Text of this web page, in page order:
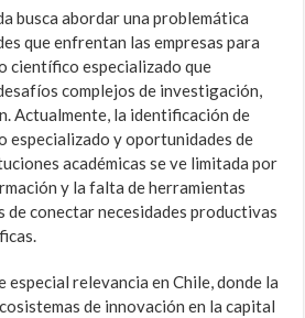
busca abordar una problemática
que enfrentan las empresas para
científico especializado que
complejos de investigación,
Actualmente, la identificación de
especializado y oportunidades de
académicas se ve limitada por
y la falta de herramientas
de conectar necesidades productivas
especial relevancia en Chile, donde la
de innovación en la capital